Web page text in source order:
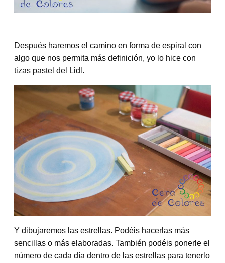
Después haremos el camino en forma de espiral con
algo que nos permita más definición, yo lo hice con
tizas pastel del Lidl.
Y dibujaremos las estrellas. Podéis hacerlas más
sencillas o más elaboradas. También podéis ponerle el
número de cada día dentro de las estrellas para tenerlo